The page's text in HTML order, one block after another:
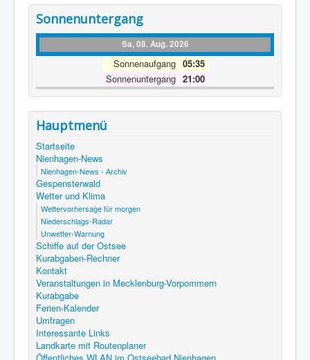
Sonnenuntergang
Sa, 08. Aug. 2026
Sonnenaufgang 05:35
Sonnenuntergang 21:00
Hauptmenü
Startseite
Nienhagen-News
Nienhagen-News - Archiv
Gespensterwald
Wetter und Klima
Wettervorhersage für morgen
Niederschlags-Radar
Unwetter-Warnung
Schiffe auf der Ostsee
Kurabgaben-Rechner
Kontakt
Veranstaltungen in Mecklenburg-Vorpommern
Kurabgabe
Ferien-Kalender
Umfragen
Interessante Links
Landkarte mit Routenplaner